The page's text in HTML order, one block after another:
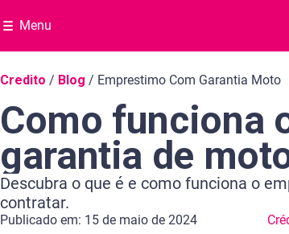
Menu
Navegação do blog
Credito / Blog / Emprestimo Com Garantia Moto
Como funciona
garantia de
Descubra o que é e como funciona o
contratar.
Publicado em: 15 de maio de 2024
Categoria Crédito
Tempo de leitura: 3 minutos